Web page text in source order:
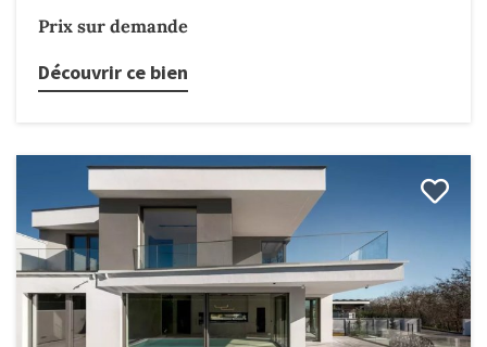
Prix sur demande
Découvrir ce bien